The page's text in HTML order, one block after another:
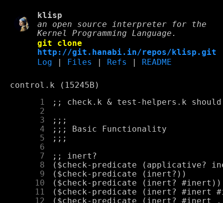
klisp
an open source interpreter for the
Kernel Programming Language.
git clone
http://git.hanabi.in/repos/klisp.git
Log
Files Refs README
control.k (15245B)
      1
      2
      3
      4
      5
      6
      7
      8
      9
     10
     11
     12